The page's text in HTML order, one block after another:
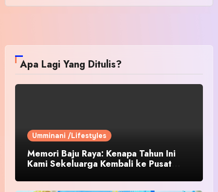
Apa Lagi Yang Ditulis?
Umminani /Lifestyles
Memori Baju Raya: Kenapa Tahun Ini
Kami Sekeluarga Kembali ke Pusat